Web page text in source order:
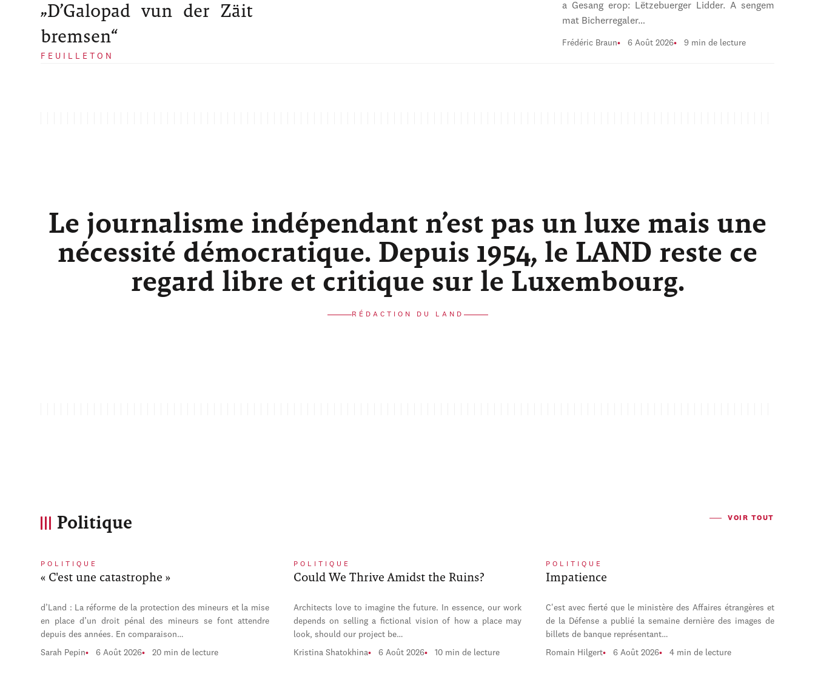
„D’Galopad vun der Zäit
bremsen“
FEUILLETON
a Gesang erop: Lëtzebuerger Lidder. A sengem
mat Bicherregaler…
Frédéric Braun 6 Août 2026 9 min de lecture
Le journalisme indépendant n’est pas un luxe mais une
nécessité démocratique. Depuis 1954, le LAND reste ce
regard libre et critique sur le Luxembourg.
RÉDACTION DU LAND
Politique VOIR TOUT
POLITIQUE
« C'est une catastrophe »
d’Land : La réforme de la protection des mineurs et la mise
en place d’un droit pénal des mineurs se font attendre
depuis des années. En comparaison…
Sarah Pepin 6 Août 2026 20 min de lecture
POLITIQUE
Could We Thrive Amidst the Ruins?
Architects love to imagine the future. In essence, our work
depends on selling a fictional vision of how a place may
look, should our project be…
Kristina Shatokhina 6 Août 2026 10 min de lecture
POLITIQUE
Impatience
C'est avec fierté que le ministère des Affaires étrangères et
de la Défense a publié la semaine dernière des images de
billets de banque représentant…
Romain Hilgert 6 Août 2026 4 min de lecture